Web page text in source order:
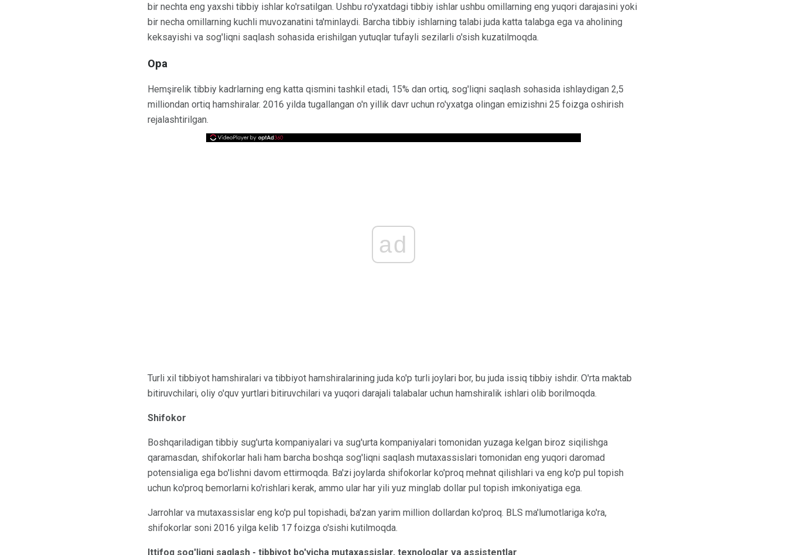
bir nechta eng yaxshi tibbiy ishlar ko'rsatilgan. Ushbu ro'yxatdagi tibbiy ishlar ushbu omillarning eng yuqori darajasini yoki
bir necha omillarning kuchli muvozanatini ta'minlaydi. Barcha tibbiy ishlarning talabi juda katta talabga ega va aholining
keksayishi va sog'liqni saqlash sohasida erishilgan yutuqlar tufayli sezilarli o'sish kuzatilmoqda.
Opa
Hemşirelik tibbiy kadrlarning eng katta qismini tashkil etadi, 15% dan ortiq, sog'liqni saqlash sohasida ishlaydigan 2,5
milliondan ortiq hamshiralar. 2016 yilda tugallangan o'n yillik davr uchun ro'yxatga olingan emizishni 25 foizga oshirish
rejalashtirilgan.
ad
Turli xil tibbiyot hamshiralari va tibbiyot hamshiralarining juda ko'p turli joylari bor, bu juda issiq tibbiy ishdir. O'rta maktab
bitiruvchilari, oliy o'quv yurtlari bitiruvchilari va yuqori darajali talabalar uchun hamshiralik ishlari olib borilmoqda.
Shifokor
Boshqariladigan tibbiy sug'urta kompaniyalari va sug'urta kompaniyalari tomonidan yuzaga kelgan biroz siqilishga
qaramasdan, shifokorlar hali ham barcha boshqa sog'liqni saqlash mutaxassislari tomonidan eng yuqori daromad
potensialiga ega bo'lishni davom ettirmoqda. Ba'zi joylarda shifokorlar ko'proq mehnat qilishlari va eng ko'p pul topish
uchun ko'proq bemorlarni ko'rishlari kerak, ammo ular har yili yuz minglab dollar pul topish imkoniyatiga ega.
Jarrohlar va mutaxassislar eng ko'p pul topishadi, ba'zan yarim million dollardan ko'proq. BLS ma'lumotlariga ko'ra,
shifokorlar soni 2016 yilga kelib 17 foizga o'sishi kutilmoqda.
Ittifoq sog'liqni saqlash - tibbiyot bo'yicha mutaxassislar, texnologlar va assistentlar